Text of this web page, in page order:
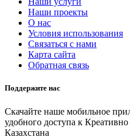
Наши проекты
О нас
Условия использования
Связаться с нами
Карта сайта
Обратная связь
Поддержите нас
Скачайте наше мобильное
удобного доступа к
Казахстана